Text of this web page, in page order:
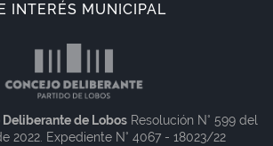
INTERÉS MUNICIPAL
Deliberante de Lobos Resolución N° 599 del
2022. Expediente N° 4067 - 18023/22